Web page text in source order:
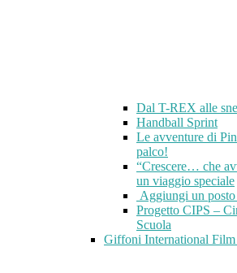
Dal T-REX alle
Handball Sprint
Le avventure di
palco!
“Crescere… che
un viaggio speciale
Aggiungi un posto
Progetto CIPS –
Scuola
Giffoni International Film